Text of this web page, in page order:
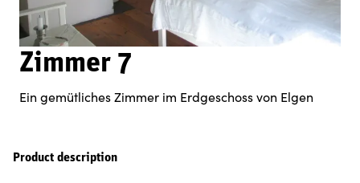
Zimmer 7
Ein gemütliches Zimmer im Erdgeschoss von Elgen
Product description